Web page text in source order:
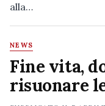
alla…
NEWS
Fine vita,
risuonare